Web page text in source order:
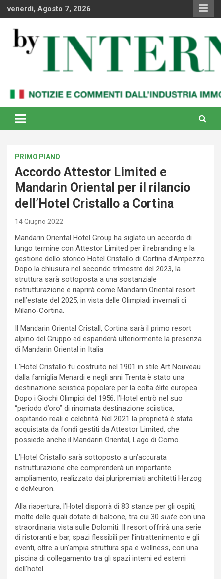
venerdì, Agosto 7, 2026
By Internews
internazionale
PRIMO PIANO
Accordo Attestor Limited e
Mandarin Oriental per il rilancio
dell’Hotel Cristallo a Cortina
14 Giugno 2022
Mandarin Oriental Hotel Group ha siglato un accordo di
lungo termine con Attestor Limited per il rebranding e la
gestione dello storico Hotel Cristallo di Cortina d’Ampezzo.
Dopo la chiusura nel secondo trimestre del 2023, la
struttura sarà sottoposta a una sostanziale
ristrutturazione e riaprirà come Mandarin Oriental resort
nell’estate del 2025, in vista delle Olimpiadi invernali di
Milano-Cortina.
Il Mandarin Oriental Cristall, Cortina sarà il primo resort
alpino del Gruppo ed espanderà ulteriormente la presenza
di Mandarin Oriental in Italia
L’Hotel Cristallo fu costruito nel 1901 in stile Art Nouveau
dalla famiglia Menardi e negli anni Trenta è stato una
destinazione sciistica popolare per la colta élite europea.
Dopo i Giochi Olimpici del 1956, l’Hotel entrò nel suo
“periodo d’oro” di rinomata destinazione sciistica,
ospitando reali e celebrità. Nel 2021 la proprietà è stata
acquistata da fondi gestiti da Attestor Limited, che
possiede anche il Mandarin Oriental, Lago di Como.
L’Hotel Cristallo sarà sottoposto a un’accurata
ristrutturazione che comprenderà un importante
ampliamento, realizzato dai pluripremiati architetti Herzog
e deMeuron.
Alla riapertura, l’Hotel disporrà di 83 stanze per gli ospiti,
molte delle quali dotate di balcone, tra cui 30 suite con una
straordinaria vista sulle Dolomiti. Il resort offrirà una serie
di ristoranti e bar, spazi flessibili per l’intrattenimento e gli
eventi, oltre a un’ampia struttura spa e wellness, con una
piscina di collegamento tra gli spazi interni ed esterni
dell’hotel.